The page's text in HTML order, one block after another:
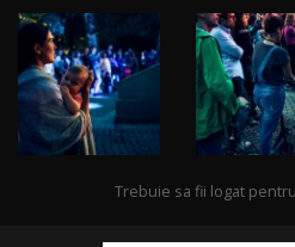
Trebuie sa fii logat